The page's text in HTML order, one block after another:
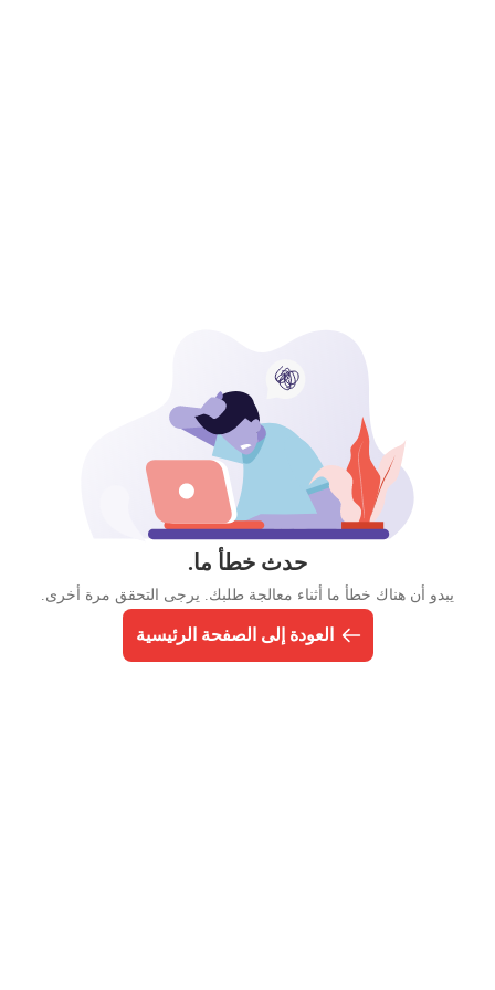
حدث خطأ ما.
يبدو أن هناك خطأ ما أثناء معالجة طلبك. يرجى التحقق مرة أخرى.
العودة إلى الصفحة الرئيسية